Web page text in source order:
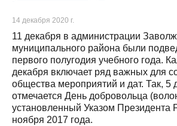
14 декабря 2020 г.
11 декабря в администрации
муниципального района были
первого полугодия учебного года.
декабря включает ряд важных для
общества мероприятий и дат. Так, 5
отмечается День добровольца
установленный Указом
ноября 2017 года.